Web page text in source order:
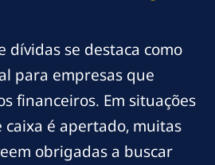
dívidas se destaca como
para empresas que
financeiros. Em situações
caixa é apertado, muitas
obrigadas a buscar